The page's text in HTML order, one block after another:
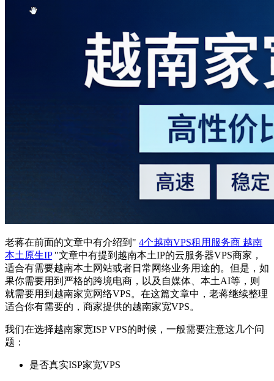
老蒋在前面的文章中有介绍到" 4个越南VPS租用服务商 越南
本土原生IP"文章中有提到越南本土IP的云服务器VPS商家，
适合有需要越南本土网站或者日常网络业务用途的。但是，如
果你需要用到严格的跨境电商，以及自媒体、本土AI等，则
就需要用到越南家宽网络VPS。在这篇文章中，老蒋继续整理
适合你有需要的，商家提供的越南家宽VPS。
我们在选择越南家宽ISP VPS的时候，一般需要注意这几个问
题：
是否真实ISP家宽VPS